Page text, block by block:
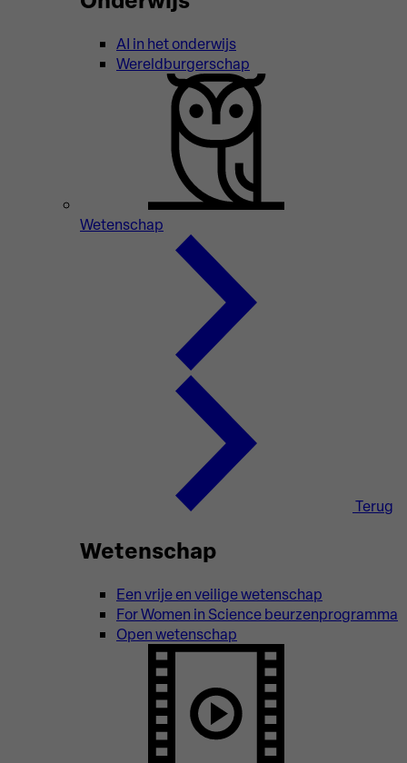
AI in het onderwijs
Wereldburgerschap
Wetenschap
Terug
Wetenschap
Een vrije en veilige wetenschap
For Women in Science beurzenprogramma
Open wetenschap